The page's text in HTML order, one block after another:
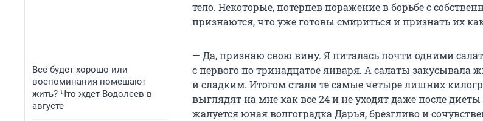
Всё будет хорошо или
воспоминания помешают
жить? Что ждет Водолеев в
августе
тело. Некоторые, потерпев поражение в борьбе с
признаются, что уже готовы смириться и признать их
— Да, признаю свою вину. Я питалась почти одними
с первого по тринадцатое января. А салаты
и сладким. Итогом стали те самые четыре лишних
выглядят на мне как все 24 и не уходят даже после диеты
жалуется юная волгоградка Дарья, брезгливо и